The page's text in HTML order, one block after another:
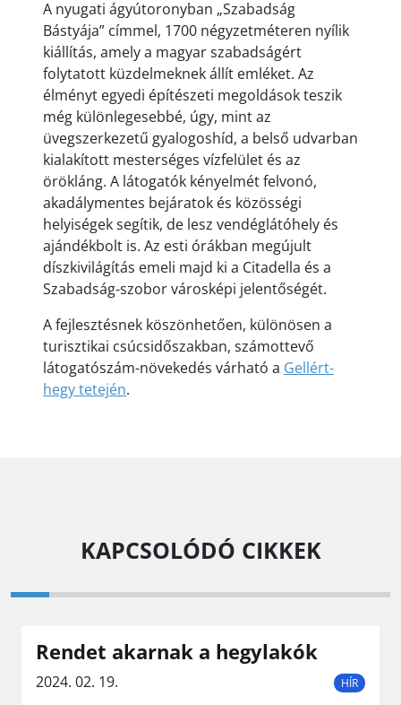
A nyugati ágyútoronyban „Szabadság
Bástyája” címmel, 1700 négyzetméteren nyílik
kiállítás, amely a magyar szabadságért
folytatott küzdelmeknek állít emléket. Az
élményt egyedi építészeti megoldások teszik
még különlegesebbé, úgy, mint az
üvegszerkezetű gyalogoshíd, a belső udvarban
kialakított mesterséges vízfelület és az
örökláng. A látogatók kényelmét felvonó,
akadálymentes bejáratok és közösségi
helyiségek segítik, de lesz vendéglátóhely és
ajándékbolt is. Az esti órákban megújult
díszkivilágítás emeli majd ki a Citadella és a
Szabadság-szobor városképi jelentőségét.
A fejlesztésnek köszönhetően, különösen a
turisztikai csúcsidőszakban, számottevő
látogatószám-növekedés várható a Gellért-
hegy tetején.
KAPCSOLÓDÓ CIKKEK
Rendet akarnak a hegylakók
2024. 02. 19. HÍR